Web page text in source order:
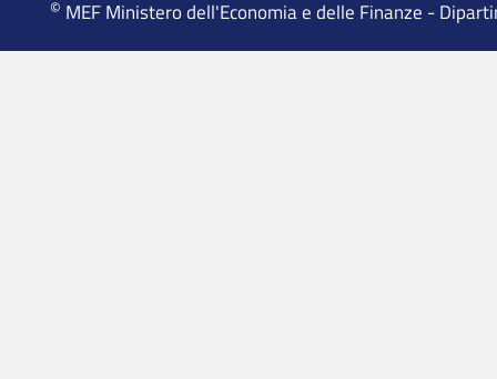
© MEF Ministero dell'Economia e delle Finanze -